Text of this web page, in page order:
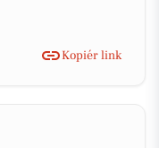
Kopiér link